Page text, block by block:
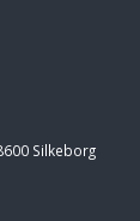
Silkeborg